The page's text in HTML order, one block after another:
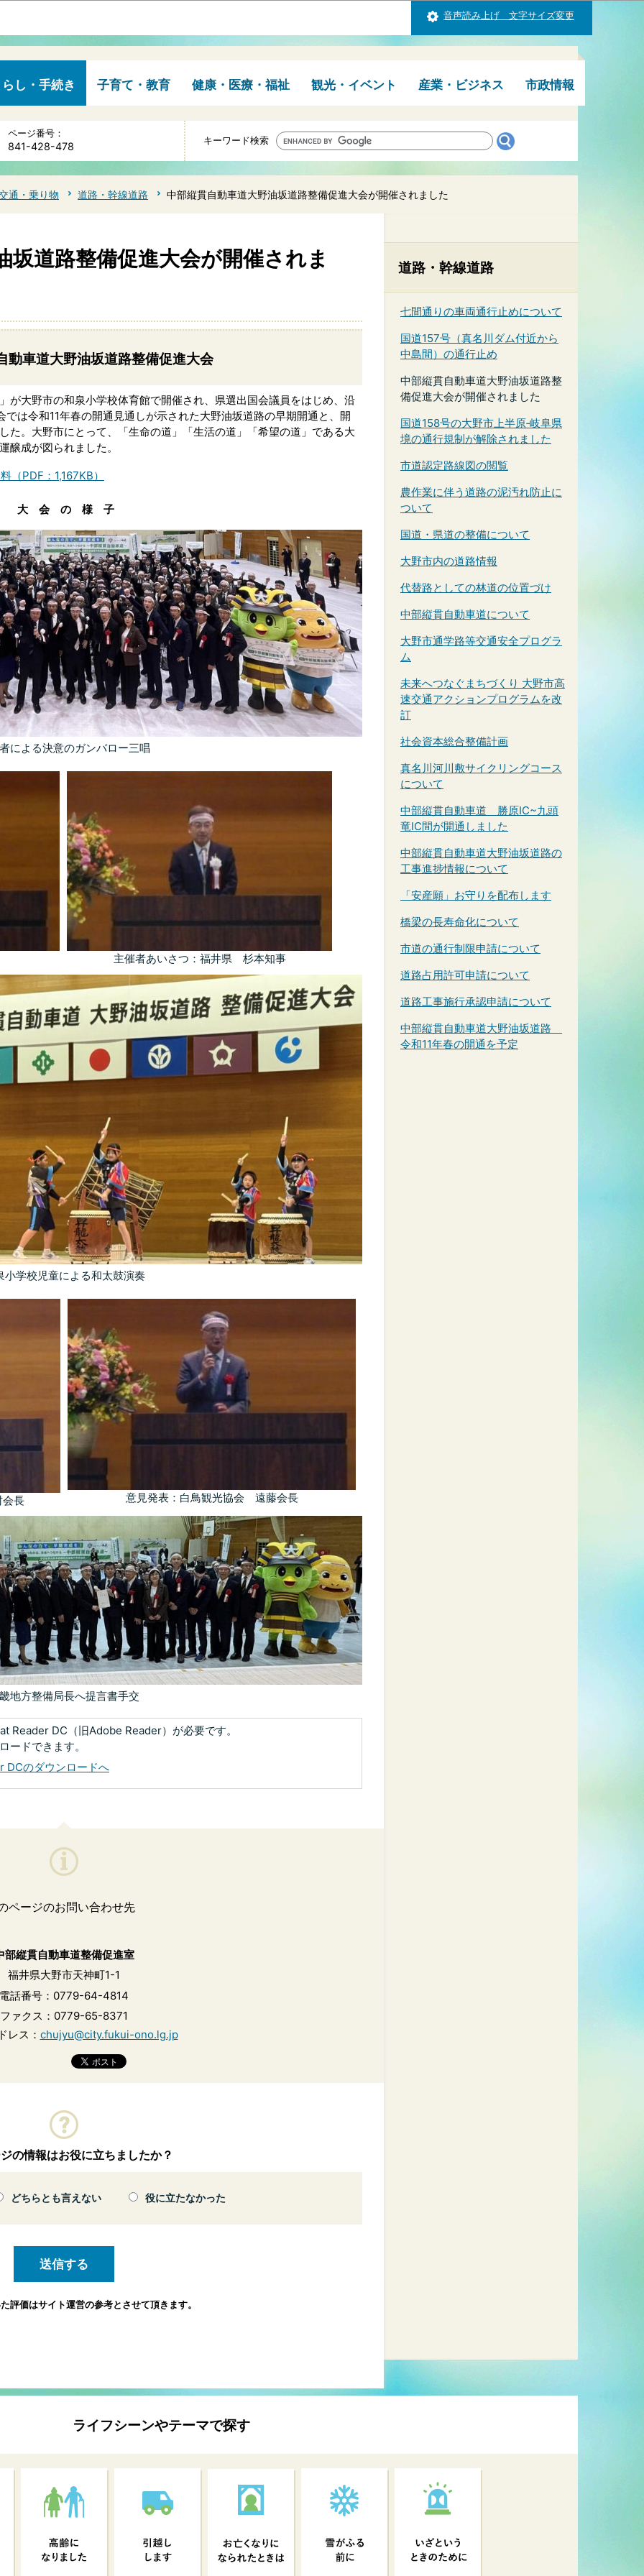
音声読み上げ 文字サイズ変更
し・手続き 子育て・教育 健康・医療・福祉 観光・イベント 産業・ビジネス 市政情報
ページ番号：
841-428-478 キーワード検索
通・乗り物 道路・幹線道路 中部縦貫自動車道大野油坂道路整備促進大会が開催されました
坂道路整備促進大会が開催されま
動車道大野油坂道路整備促進大会
が大野市の和泉小学校体育館で開催され、県選出国会議員をはじめ、沿
は令和11年春の開通見通しが示された大野油坂道路の早期開通と、開
た。大野市にとって、「生命の道」「生活の道」「希望の道」である大
醸成が図られました。
（PDF：1,167KB）
大 会 の 様 子
による決意のガンバロー三唱
主催者あいさつ：福井県 杉本知事
小学校児童による和太鼓演奏
長 意見発表：白鳥観光協会 遠藤会長
地方整備局長へ提言書手交
Reader DC（旧Adobe Reader）が必要です。
ードできます。
DCのダウンロードへ
ページのお問い合わせ先
部縦貫自動車道整備促進室
福井県大野市天神町1-1
電話番号：0779-64-4814
ファクス：0779-65-8371
レス： chujyu@city.fukui-ono.lg.jp
の情報はお役に立ちましたか？
どちらとも言えない 役に立たなかった
評価はサイト運営の参考とさせて頂きます。
道路・幹線道路
七間通りの車両通行止めについて
国道157号（真名川ダム付近から
中島間）の通行止め
中部縦貫自動車道大野油坂道路整
備促進大会が開催されました
国道158号の大野市上半原‐岐阜県
境の通行規制が解除されました
市道認定路線図の閲覧
農作業に伴う道路の泥汚れ防止に
ついて
国道・県道の整備について
大野市内の道路情報
代替路としての林道の位置づけ
中部縦貫自動車道について
大野市通学路等交通安全プログラ
ム
未来へつなぐまちづくり 大野市高
速交通アクションプログラムを改
訂
社会資本総合整備計画
真名川河川敷サイクリングコース
について
中部縦貫自動車道 勝原IC~九頭
竜IC間が開通しました
中部縦貫自動車道大野油坂道路の
工事進捗情報について
「安産願」お守りを配布します
橋梁の長寿命化について
市道の通行制限申請について
道路占用許可申請について
道路工事施行承認申請について
中部縦貫自動車道大野油坂道路
令和11年春の開通を予定
ライフシーンやテーマで探す